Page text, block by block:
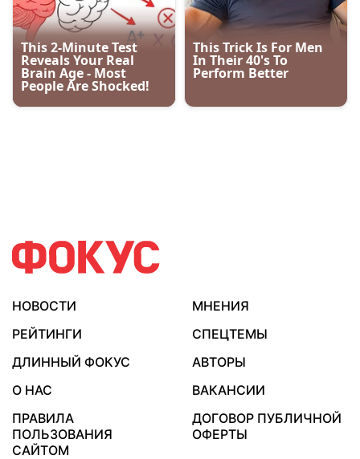
НОВОСТИ
МНЕНИЯ
РЕЙТИНГИ
СПЕЦТЕМЫ
ДЛИННЫЙ ФОКУС
АВТОРЫ
О НАС
ВАКАНСИИ
ПРАВИЛА
ПОЛЬЗОВАНИЯ
САЙТОМ
ДОГОВОР ПУБЛИЧНОЙ
ОФЕРТЫ